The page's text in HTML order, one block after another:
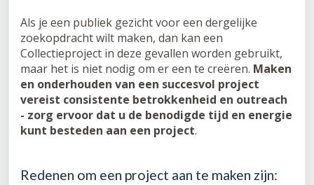
Als je een publiek gezicht voor een dergelijke
zoekopdracht wilt maken, dan kan een
Collectieproject in deze gevallen worden gebruikt,
maar het is niet nodig om er een te creëren. Maken
en onderhouden van een succesvol project
vereist consistente betrokkenheid en outreach
- zorg ervoor dat u de benodigde tijd en energie
kunt besteden aan een project.
Redenen om een project aan te maken zijn: